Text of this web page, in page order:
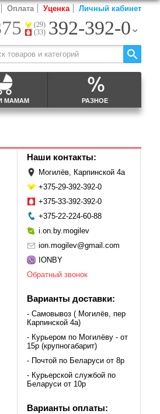
МАМАМ РАЗНОЕ
Оплата Уценка Личный кабинет
(29)
(33) 392-392-0
Наши контакты:
Могилёв, Карпинской 4а
+375-29-392-392-0
+375-33-392-392-0
+375-22-224-60-88
i.on.by.mogilev
ion.mogilev@gmail.com
IONBY
Обратный звонок
Варианты доставки:
- Самовывоз ( Могилёв, пер
Карпинской 4а)
- Курьером по Могилёву - от
15р (крупногабарит)
- Почтой по Беларуси от 8р
- Курьерской службой по
Беларуси от 10р
Варианты оплаты: